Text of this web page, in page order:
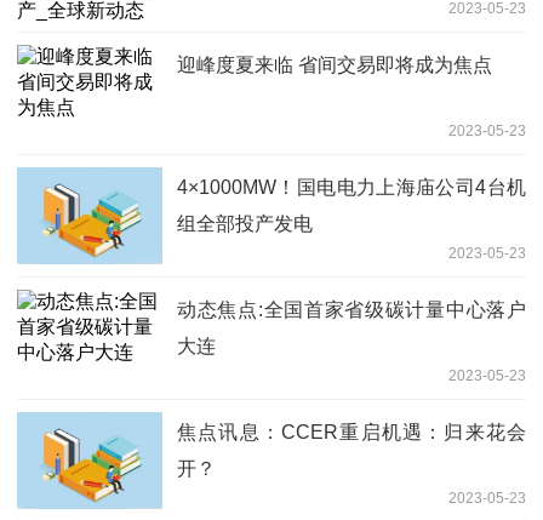
2023-05-23
迎峰度夏来临 省间交易即将成为焦点
2023-05-23
4×1000MW！国电电力上海庙公司4台机
组全部投产发电
2023-05-23
动态焦点:全国首家省级碳计量中心落户
大连
2023-05-23
焦点讯息：CCER重启机遇：归来花会
开？
2023-05-23